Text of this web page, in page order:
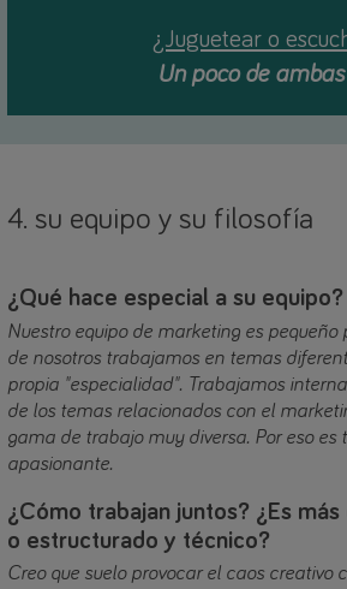
¿Juguetear o
Un poco de
4. su equipo y su filosofía
¿Qué hace especial a su equipo?
Nuestro equipo de marketing es pequeño
de nosotros trabajamos en temas
propia "especialidad". Trabajamos
de los temas relacionados con el
gama de trabajo muy diversa. Por eso es
apasionante.
¿Cómo trabajan juntos? ¿Es
o estructurado y técnico?
Creo que suelo provocar el caos creativo